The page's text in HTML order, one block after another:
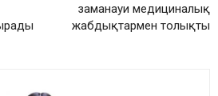
заманауи медициналық
жабдықтармен толықты